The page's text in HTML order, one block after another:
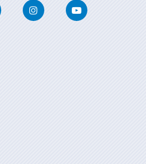
Twitter InstagramYoutube